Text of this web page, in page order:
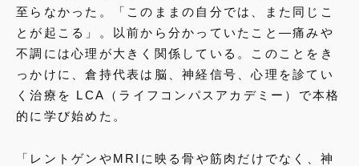
至らなかった。「このままの自分では、また同じこ
とが起こる」。以前から分かっていたこと―痛みや
不調には心理が大きく関係している。このことをき
っかけに、倉持代表は脳、神経信号、心理を診てい
く治療を LCA（ライフコンパスアカデミー）で本格
的に学び始めた。
「レントゲンやMRIに映る骨や筋肉だけでなく、神